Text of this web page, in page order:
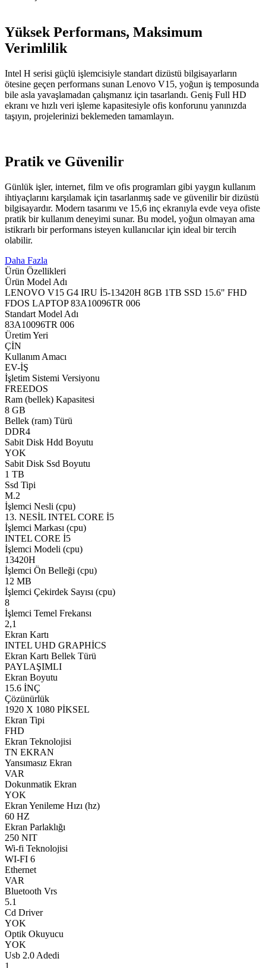
Yüksek Performans, Maksimum
Verimlilik
Intel H serisi güçlü işlemcisiyle standart dizüstü bilgisayarların
ötesine geçen performans sunan Lenovo V15, yoğun iş temposunda
bile asla yavaşlamadan çalışmanız için tasarlandı. Geniş Full HD
ekranı ve hızlı veri işleme kapasitesiyle ofis konforunu yanınızda
taşıyın, projelerinizi beklemeden tamamlayın.
Pratik ve Güvenilir
Günlük işler, internet, film ve ofis programları gibi yaygın kullanım
ihtiyaçlarını karşılamak için tasarlanmış sade ve güvenilir bir dizüstü
bilgisayardır. Modern tasarımı ve 15,6 inç ekranıyla evde veya ofiste
pratik bir kullanım deneyimi sunar. Bu model, yoğun olmayan ama
istikrarlı bir performans isteyen kullanıcılar için ideal bir tercih
olabilir.
Daha Fazla
Ürün Özellikleri
Ürün Model Adı
LENOVO V15 G4 IRU İ5-13420H 8GB 1TB SSD 15.6" FHD
FDOS LAPTOP 83A10096TR 006
Standart Model Adı
83A10096TR 006
Üretim Yeri
ÇİN
Kullanım Amacı
EV-İŞ
İşletim Sistemi Versiyonu
FREEDOS
Ram (bellek) Kapasitesi
8 GB
Bellek (ram) Türü
DDR4
Sabit Disk Hdd Boyutu
YOK
Sabit Disk Ssd Boyutu
1 TB
Ssd Tipi
M.2
İşlemci Nesli (cpu)
13. NESİL INTEL CORE İ5
İşlemci Markası (cpu)
INTEL CORE İ5
İşlemci Modeli (cpu)
13420H
İşlemci Ön Belleği (cpu)
12 MB
İşlemci Çekirdek Sayısı (cpu)
8
İşlemci Temel Frekansı
2,1
Ekran Kartı
INTEL UHD GRAPHİCS
Ekran Kartı Bellek Türü
PAYLAŞIMLI
Ekran Boyutu
15.6 İNÇ
Çözünürlük
1920 X 1080 PİKSEL
Ekran Tipi
FHD
Ekran Teknolojisi
TN EKRAN
Yansımasız Ekran
VAR
Dokunmatik Ekran
YOK
Ekran Yenileme Hızı (hz)
60 HZ
Ekran Parlaklığı
250 NIT
Wi-fi Teknolojisi
WI-FI 6
Ethernet
VAR
Bluetooth Vrs
5.1
Cd Driver
YOK
Optik Okuyucu
YOK
Usb 2.0 Adedi
1